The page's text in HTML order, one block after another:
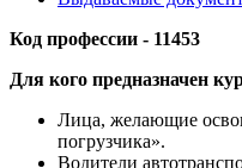
Код профессии - 11453
Для кого предназначен
Лица, желающие
погрузчика».
Водители